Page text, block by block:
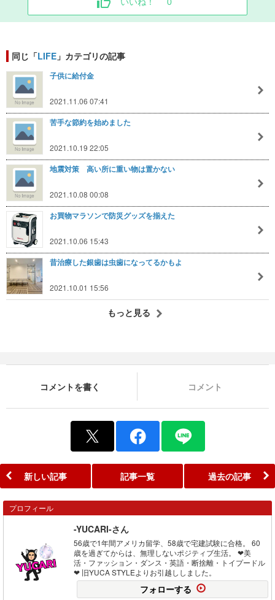
同じ「LIFE 」カテゴリの記事
子供に給付金
2021.11.06 07:41
苦手な節約を始めました
2021.10.19 22:05
地震対策 高い所に重い物は置かない
2021.10.08 00:08
お買物マラソンで防災グッズを揃えた
2021.10.06 15:43
昔治療した銀歯は虫歯になってるかもよ
2021.10.01 15:56
もっと見る
コメントを書く コメント
新しい記事 記事一覧 過去の記事
プロフィール
-YUCARI-さん
56歳で1年間アメリカ留学、58歳で宅建試験に合格。 60
歳を過ぎてからは、無理しないポジティブ生活。 ❤︎美
活・ファッション・ダンス・英語・断捨離・トイプードル
❤︎ 旧YUCA STYLEよりお引越ししました。
フォローする